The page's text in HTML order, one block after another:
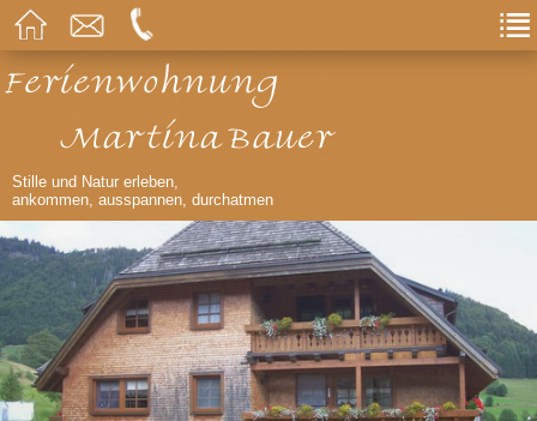
Stille und Natur erleben,
ankommen, ausspannen, durchatmen